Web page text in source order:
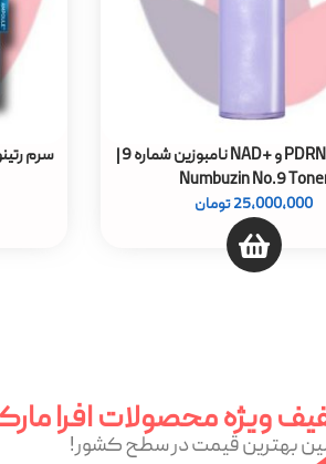
تونر پپتاید PDRN و +NAD نامبوزین شماره 9 |
Numbuzin No.9
25,000,000تومان
ویژه محصولات افرا
بهترین قیمت در سطح کشور!